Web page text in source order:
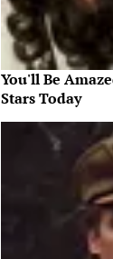
You'll Be
Stars Today